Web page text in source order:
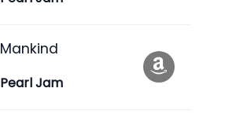
Mankind
Pearl Jam